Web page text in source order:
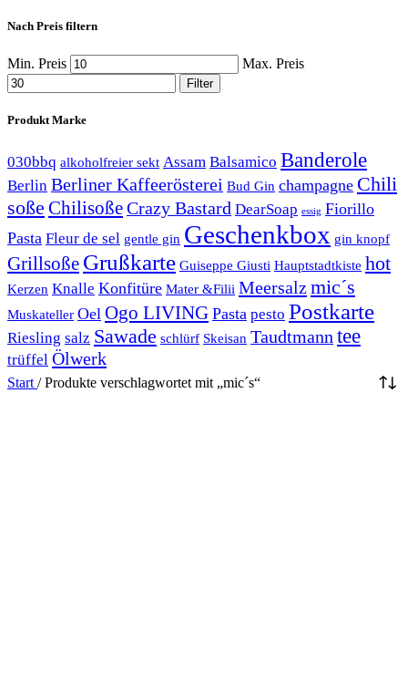
Nach Preis filtern
Min. Preis Max. Preis
Filter
Produkt Marke
030bbq alkoholfreier sekt Assam Balsamico Banderole
Berlin Berliner Kaffeerösterei Bud Gin champagne Chili
soße ChilisoßeCrazy Bastard DearSoap essig Fiorillo
Pasta Fleur de sel gentle gin Geschenkbox gin knopf
Grillsoße Grußkarte Guiseppe Giusti Hauptstadtkiste hot
Kerzen Knalle Konfitüre Mater &Filii Meersalzmic´s
Muskateller Oel Ogo LIVING Pasta pesto Postkarte
Riesling salz Sawade schlürf Skeisan Taudtmann tee
trüffel Ölwerk
Start / Produkte verschlagwortet mit „mic´s“